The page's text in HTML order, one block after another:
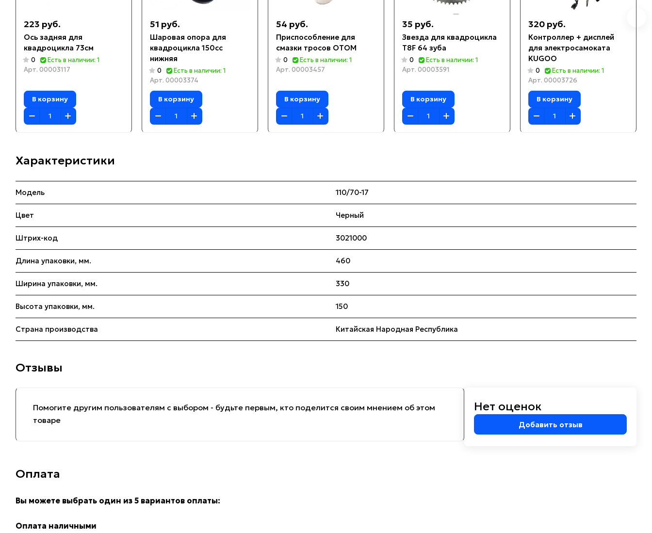
223 руб.
Ось задняя для
квадроцикла 73см
0
Есть в наличии: 1
Арт. 00003117
В корзину
51 руб.
Шаровая опора для
квадроцикла 150cc
нижняя
0
Есть в наличии: 1
Арт. 00003374
В корзину
54 руб.
Приспособление для
смазки тросов OTOM
0
Есть в наличии: 1
Арт. 00003457
В корзину
35 руб.
Звезда для квадроцикла
T8F 64 зуба
0
Есть в наличии: 1
Арт. 00003591
В корзину
320 руб.
Контроллер + дисплей
для электросамоката
KUGOO
0
Есть в наличии: 1
Арт. 00003726
В корзину
Характеристики
Модель 110/70-17
Цвет Черный
Штрих-код 3021000
Длина упаковки, мм. 460
Ширина упаковки, мм. 330
Высота упаковки, мм. 150
Страна производства Китайская Народная Республика
Отзывы
Помогите другим пользователям с выбором - будьте первым, кто поделится своим мнением об этом
товаре
Нет оценок
Добавить отзыв
Оплата
Вы можете выбрать один из 5 вариантов оплаты:
Оплата наличными